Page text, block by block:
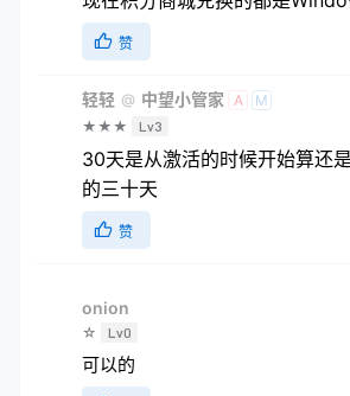
赞
轻轻 @ 中望小管家 A
M
★★★
Lv3
30天是从激活的时候开始算还
的三十天
赞
onion
☆ Lv0
可以的